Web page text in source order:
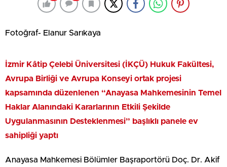
Fotoğraf- Elanur Sarıkaya
İzmir Kâtip Çelebi Üniversitesi (İKÇÜ) Hukuk Fakültesi,
Avrupa Birliği ve Avrupa Konseyi ortak projesi
kapsamında düzenlenen “Anayasa Mahkemesinin Temel
Haklar Alanındaki Kararlarının Etkili Şekilde
Uygulanmasının Desteklenmesi” başlıklı panele ev
sahipliği yaptı
Anayasa Mahkemesi Bölümler Başraportörü Doç. Dr. Akif